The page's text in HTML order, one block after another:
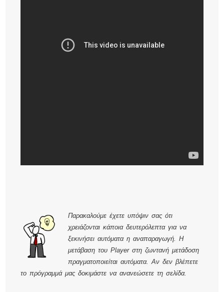
Παρακαλούμε έχετε υπόψιν σας ότι
χρειάζονται κάποια δευτερόλεπτα για να
ξεκινήσει αυτόματα η αναπαραγωγή. Η
μετάβαση του Player στη ζωντανή μετάδοση
πραγματοποιείται αυτόματα. Αν δεν βλέπετε
το πρόγραμμά μας δοκιμάστε να ανανεώσετε τη σελίδα.